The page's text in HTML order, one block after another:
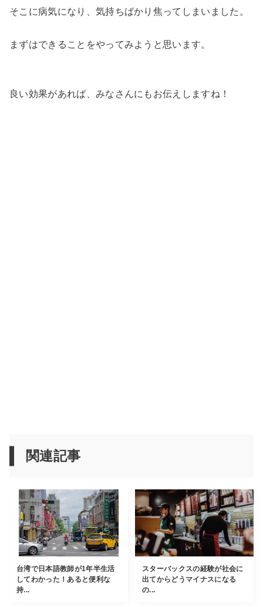
そこに病気になり、気持ちばかり焦ってしまいました。
まずはできることをやってみようと思います。
良い効果があれば、みなさんにもお伝えしますね！
関連記事
台湾で日本語教師が1年半生活
してわかった！あると便利な
持...
スターバックスの経験が社会に
出てからどうマイナスになる
の...